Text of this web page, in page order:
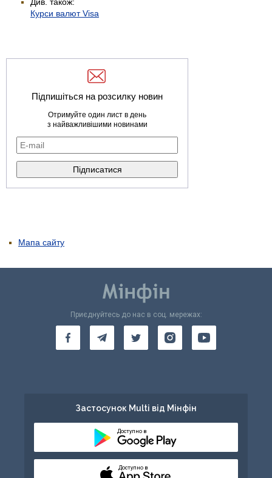
Курси валют Visa
Підпишіться на розсилку новин
Отримуйте один лист в день
з найважливішими новинами
Мапа сайту
Приєднуйтесь до нас в соц. мережах:
Застосунок Multi від Мінфін
Доступно в
Доступно в